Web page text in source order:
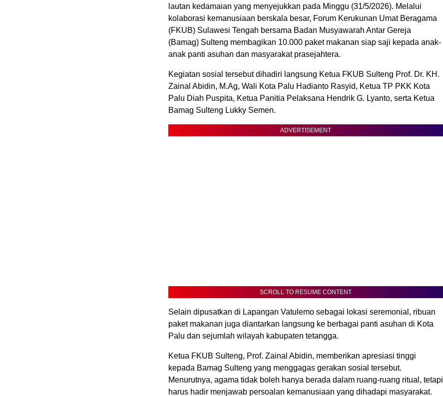
lautan kedamaian yang menyejukkan pada Minggu (31/5/2026). Melalui
kolaborasi kemanusiaan berskala besar, Forum Kerukunan Umat Beragama
(FKUB) Sulawesi Tengah bersama Badan Musyawarah Antar Gereja
(Bamag) Sulteng membagikan 10.000 paket makanan siap saji kepada anak-
anak panti asuhan dan masyarakat prasejahtera.
Kegiatan sosial tersebut dihadiri langsung Ketua FKUB Sulteng Prof. Dr. KH.
Zainal Abidin, M.Ag, Wali Kota Palu Hadianto Rasyid, Ketua TP PKK Kota
Palu Diah Puspita, Ketua Panitia Pelaksana Hendrik G. Lyanto, serta Ketua
Bamag Sulteng Lukky Semen.
ADVERTISEMENT
SCROLL TO RESUME CONTENT
Selain dipusatkan di Lapangan Vatulemo sebagai lokasi seremonial, ribuan
paket makanan juga diantarkan langsung ke berbagai panti asuhan di Kota
Palu dan sejumlah wilayah kabupaten tetangga.
Ketua FKUB Sulteng, Prof. Zainal Abidin, memberikan apresiasi tinggi
kepada Bamag Sulteng yang menggagas gerakan sosial tersebut.
Menurutnya, agama tidak boleh hanya berada dalam ruang-ruang ritual, tetapi
harus hadir menjawab persoalan kemanusiaan yang dihadapi masyarakat.